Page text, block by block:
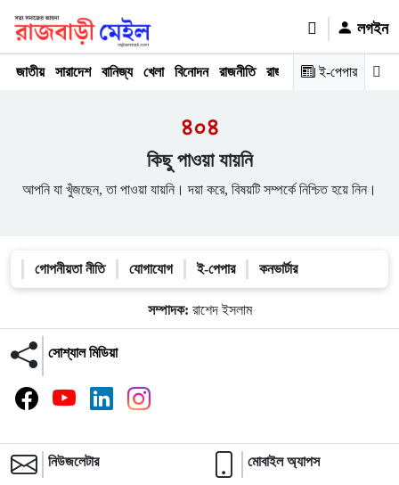
লগইন
জাতীয় সারাদেশ বানিজ্য খেলা বিনোদন রাজনীতি রাজধানী অপরাধ মতামত
ই-পেপার
৪০৪
কিছু পাওয়া যায়নি
আপনি যা খুঁজছেন, তা পাওয়া যায়নি। দয়া করে, বিষয়টি সম্পর্কে নিশ্চিত হয়ে নিন।
গোপনীয়তা নীতি যোগাযোগ ই-পেপার কনভার্টার
সম্পাদক: রাশেদ ইসলাম
সোশ্যাল মিডিয়া
নিউজলেটার মোবাইল অ্যাপস